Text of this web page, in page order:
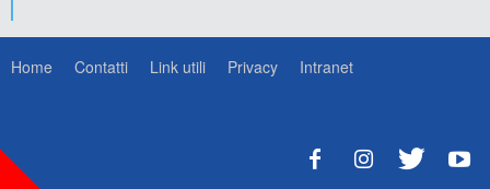
Home Contatti Link utili Privacy Intranet